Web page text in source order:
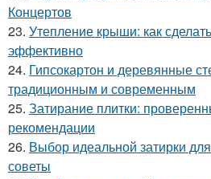
Концертов
23. Утепление крыши: как
эффективно
24. Гипсокартон и деревянные
традиционным и современным
25. Затирание плитки:
рекомендации
26. Выбор идеальной затирки
советы